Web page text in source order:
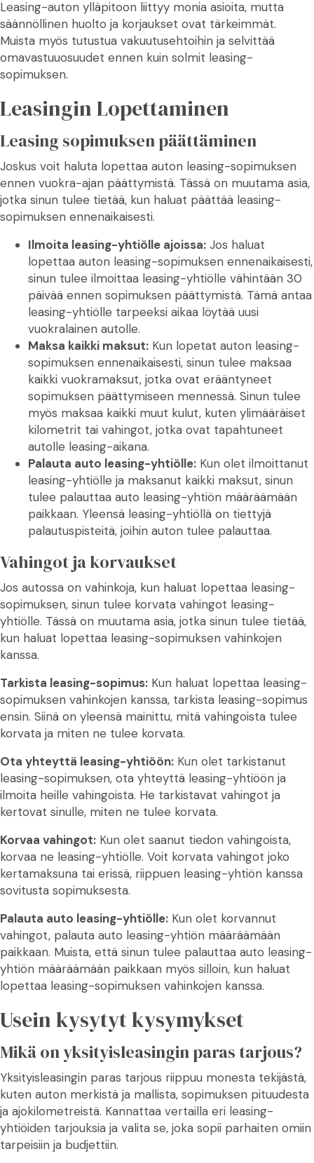
Leasing-auton ylläpitoon liittyy monia asioita, mutta
säännöllinen huolto ja korjaukset ovat tärkeimmät.
Muista myös tutustua vakuutusehtoihin ja selvittää
omavastuuosuudet ennen kuin solmit leasing-
sopimuksen.
Leasingin Lopettaminen
Leasing sopimuksen päättäminen
Joskus voit haluta lopettaa auton leasing-sopimuksen
ennen vuokra-ajan päättymistä. Tässä on muutama asia,
jotka sinun tulee tietää, kun haluat päättää leasing-
sopimuksen ennenaikaisesti.
Ilmoita leasing-yhtiölle ajoissa: Jos haluat
lopettaa auton leasing-sopimuksen ennenaikaisesti,
sinun tulee ilmoittaa leasing-yhtiölle vähintään 30
päivää ennen sopimuksen päättymistä. Tämä antaa
leasing-yhtiölle tarpeeksi aikaa löytää uusi
vuokralainen autolle.
Maksa kaikki maksut: Kun lopetat auton leasing-
sopimuksen ennenaikaisesti, sinun tulee maksaa
kaikki vuokramaksut, jotka ovat erääntyneet
sopimuksen päättymiseen mennessä. Sinun tulee
myös maksaa kaikki muut kulut, kuten ylimääräiset
kilometrit tai vahingot, jotka ovat tapahtuneet
autolle leasing-aikana.
Palauta auto leasing-yhtiölle: Kun olet ilmoittanut
leasing-yhtiölle ja maksanut kaikki maksut, sinun
tulee palauttaa auto leasing-yhtiön määräämään
paikkaan. Yleensä leasing-yhtiöllä on tiettyjä
palautuspisteitä, joihin auton tulee palauttaa.
Vahingot ja korvaukset
Jos autossa on vahinkoja, kun haluat lopettaa leasing-
sopimuksen, sinun tulee korvata vahingot leasing-
yhtiölle. Tässä on muutama asia, jotka sinun tulee tietää,
kun haluat lopettaa leasing-sopimuksen vahinkojen
kanssa.
Tarkista leasing-sopimus: Kun haluat lopettaa leasing-
sopimuksen vahinkojen kanssa, tarkista leasing-sopimus
ensin. Siinä on yleensä mainittu, mitä vahingoista tulee
korvata ja miten ne tulee korvata.
Ota yhteyttä leasing-yhtiöön: Kun olet tarkistanut
leasing-sopimuksen, ota yhteyttä leasing-yhtiöön ja
ilmoita heille vahingoista. He tarkistavat vahingot ja
kertovat sinulle, miten ne tulee korvata.
Korvaa vahingot: Kun olet saanut tiedon vahingoista,
korvaa ne leasing-yhtiölle. Voit korvata vahingot joko
kertamaksuna tai erissä, riippuen leasing-yhtiön kanssa
sovitusta sopimuksesta.
Palauta auto leasing-yhtiölle: Kun olet korvannut
vahingot, palauta auto leasing-yhtiön määräämään
paikkaan. Muista, että sinun tulee palauttaa auto leasing-
yhtiön määräämään paikkaan myös silloin, kun haluat
lopettaa leasing-sopimuksen vahinkojen kanssa.
Usein kysytyt kysymykset
Mikä on yksityisleasingin paras tarjous?
Yksityisleasingin paras tarjous riippuu monesta tekijästä,
kuten auton merkistä ja mallista, sopimuksen pituudesta
ja ajokilometreistä. Kannattaa vertailla eri leasing-
yhtiöiden tarjouksia ja valita se, joka sopii parhaiten omiin
tarpeisiin ja budjettiin.